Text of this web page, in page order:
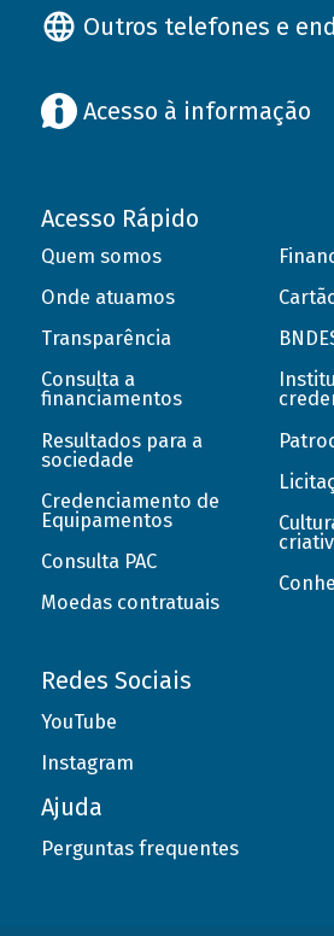
Outros telefones e
Acesso à informação
Acesso Rápido
Quem somos
Onde atuamos
Transparência
Consulta a
financiamentos
Resultados para a
sociedade
Credenciamento de
Equipamentos
Consulta PAC
Moedas contratuais
Redes Sociais
YouTube
Instagram
Ajuda
Perguntas frequentes